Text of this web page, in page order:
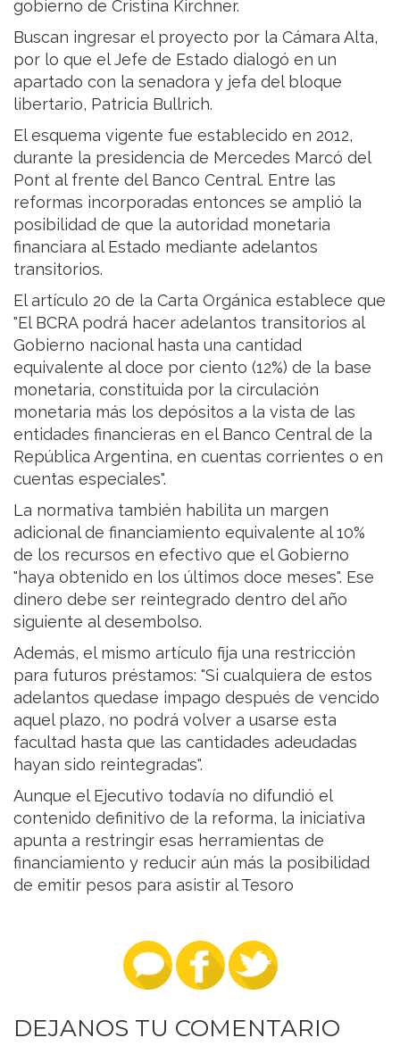
gobierno de Cristina Kirchner.
Buscan ingresar el proyecto por la Cámara Alta,
por lo que el Jefe de Estado dialogó en un
apartado con la senadora y jefa del bloque
libertario, Patricia Bullrich.
El esquema vigente fue establecido en 2012,
durante la presidencia de Mercedes Marcó del
Pont al frente del Banco Central. Entre las
reformas incorporadas entonces se amplió la
posibilidad de que la autoridad monetaria
financiara al Estado mediante adelantos
transitorios.
El artículo 20 de la Carta Orgánica establece que
"El BCRA podrá hacer adelantos transitorios al
Gobierno nacional hasta una cantidad
equivalente al doce por ciento (12%) de la base
monetaria, constituida por la circulación
monetaria más los depósitos a la vista de las
entidades financieras en el Banco Central de la
República Argentina, en cuentas corrientes o en
cuentas especiales".
La normativa también habilita un margen
adicional de financiamiento equivalente al 10%
de los recursos en efectivo que el Gobierno
"haya obtenido en los últimos doce meses". Ese
dinero debe ser reintegrado dentro del año
siguiente al desembolso.
Además, el mismo artículo fija una restricción
para futuros préstamos: "Si cualquiera de estos
adelantos quedase impago después de vencido
aquel plazo, no podrá volver a usarse esta
facultad hasta que las cantidades adeudadas
hayan sido reintegradas".
Aunque el Ejecutivo todavía no difundió el
contenido definitivo de la reforma, la iniciativa
apunta a restringir esas herramientas de
financiamiento y reducir aún más la posibilidad
de emitir pesos para asistir al Tesoro
DEJANOS TU COMENTARIO